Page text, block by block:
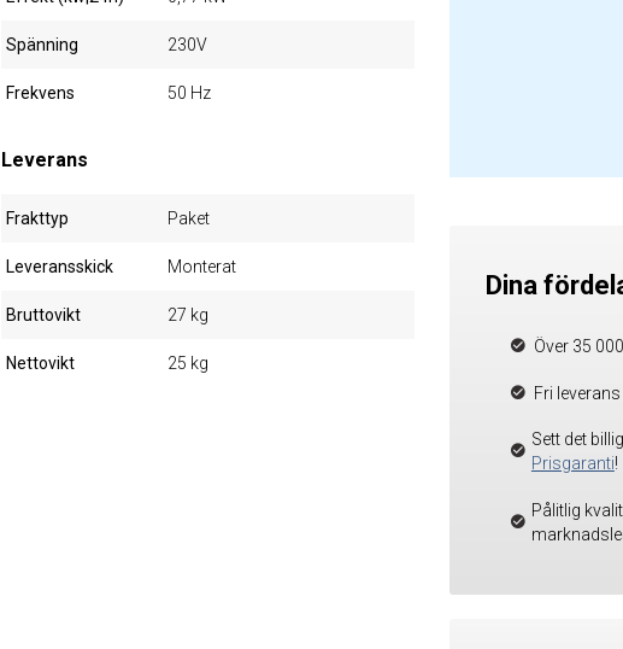
Spänning 230V
Frekvens 50 Hz
Leverans
Frakttyp Paket
Leveransskick Monterat
Bruttovikt 27 kg
Nettovikt 25 kg
Dina
Över 35
Fri
Sett det
Prisgaranti!
Pålitlig